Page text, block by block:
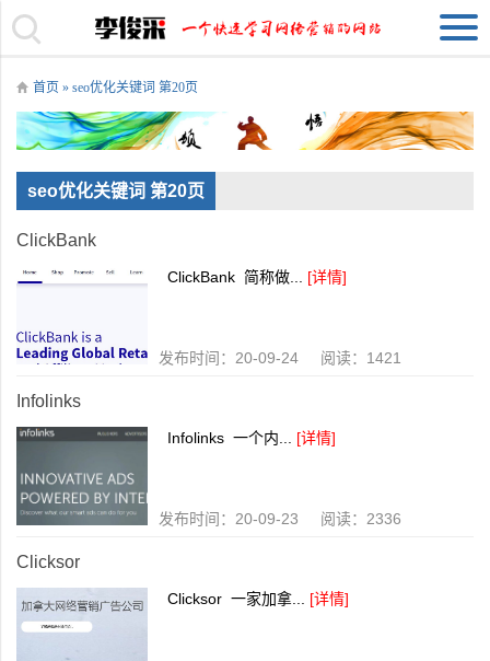
首页 » seo优化关键词 第20页
seo优化关键词 第20页
ClickBank
ClickBank 简称做... [详情]
发布时间：20-09-24 阅读：1421
Infolinks
Infolinks 一个内... [详情]
发布时间：20-09-23 阅读：2336
Clicksor
Clicksor 一家加拿... [详情]